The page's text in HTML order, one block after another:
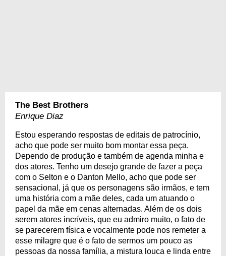
The Best Brothers
Enrique Diaz
Estou esperando respostas de editais de patrocínio,
acho que pode ser muito bom montar essa peça.
Dependo de produção e também de agenda minha e
dos atores. Tenho um desejo grande de fazer a peça
com o Selton e o Danton Mello, acho que pode ser
sensacional, já que os personagens são irmãos, e tem
uma história com a mãe deles, cada um atuando o
papel da mãe em cenas alternadas. Além de os dois
serem atores incríveis, que eu admiro muito, o fato de
se parecerem física e vocalmente pode nos remeter a
esse milagre que é o fato de sermos um pouco as
pessoas da nossa família, a mistura louca e linda entre